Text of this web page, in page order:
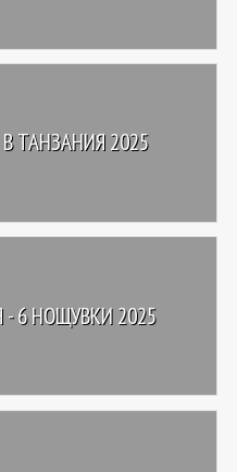
ТАНЗАНИЯ 2025
6 НОЩУВКИ 2025